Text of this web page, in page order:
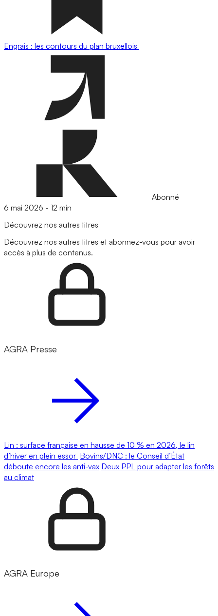
Engrais : les contours du plan bruxellois
Abonné
6 mai 2026 - 12 min
Découvrez nos autres titres
Découvrez nos autres titres et abonnez-vous pour avoir
accès à plus de contenus.
AGRA Presse
Lin : surface française en hausse de 10 % en 2026, le lin
d’hiver en plein essor Bovins/DNC : le Conseil d’État
déboute encore les anti-vax Deux PPL pour adapter les forêts
au climat
AGRA Europe